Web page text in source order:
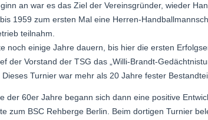
an war es das Ziel der Vereinsgründer, wieder
1959 zum ersten Mal eine Herren-
teilnahm.
noch einige Jahre dauern, bis hier die ersten
der Vorstand der TSG das „Willi-Brandt-
Turnier war mehr als 20 Jahre fester
der 60er Jahre begann sich dann eine positive
zum BSC Rehberge Berlin. Beim dortigen Turnier